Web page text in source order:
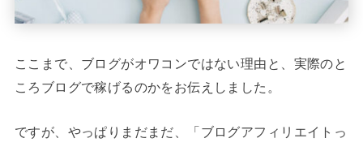
ここまで、ブログがオワコンではない理由と、実際のと
ころブログで稼げるのかをお伝えしました。
ですが、やっぱりまだまだ、「ブログアフィリエイトっ